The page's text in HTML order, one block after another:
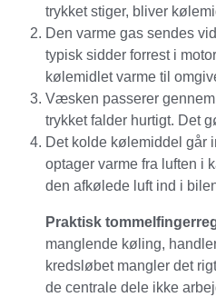
trykket stiger, bliver
Den varme gas sendes
typisk sidder forrest i
kølemidlet varme til
Væsken passerer gennem
trykket falder hurtigt. Det
Det kolde kølemiddel går
optager varme fra luften i
den afkølede luft ind i
Praktisk
manglende køling,
kredsløbet mangler det
de centrale dele ikke